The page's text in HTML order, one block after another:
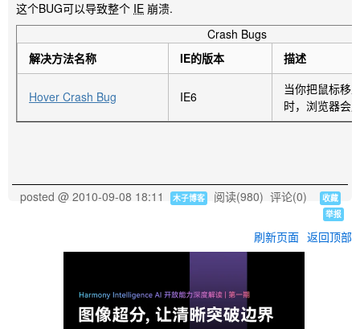
Invisible Hover Border
Bug
（:hover边框消失bug）
IE8
设置:hover
边框的话，
Percentage Padding
Margin Bug
当父元素设
padding，子
margin的时
（图片浮动List标记错位
当List里面
List标记显示
了，可以通
Non-Inherited TH Text-
这个BUG可以导致整个 IE 崩溃.
Crash Bugs
解决方法名称
IE的版本 描述
Hover Crash Bug IE6
当你把鼠标移
时，浏览器会
posted @ 2010-09-08 18:11 木子博客 阅读(980) 评论(0)
收藏
举报
刷新页面 返回顶部